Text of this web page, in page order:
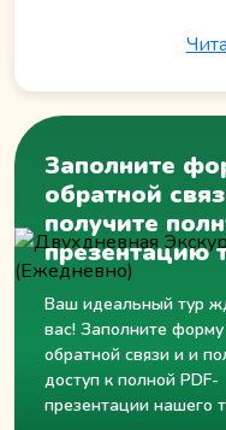
Экскурсия по Ташкенту
наших тур операторов на
Заполните
обратной
получите
презентацию
Ваш идеальный тур
вас! Заполните форму
обратной связи и и
доступ к полной PDF-
презентации нашего